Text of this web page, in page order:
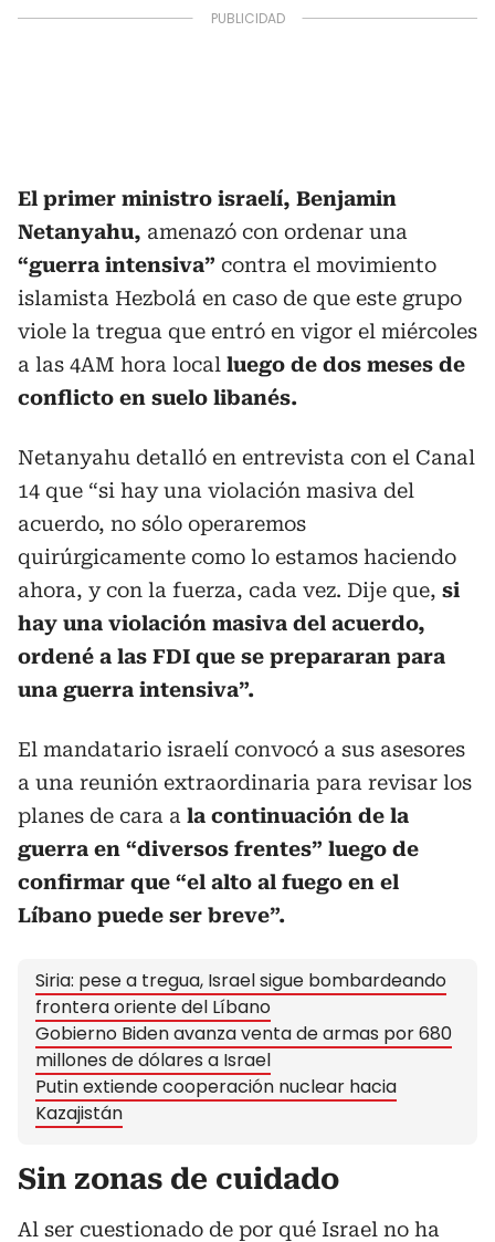
El primer ministro israelí, Benjamin
Netanyahu, amenazó con ordenar una
“guerra intensiva” contra el movimiento
islamista Hezbolá en caso de que este grupo
viole la tregua que entró en vigor el miércoles
a las 4AM hora local luego de dos meses de
conflicto en suelo libanés.
Netanyahu detalló en entrevista con el Canal
14 que “si hay una violación masiva del
acuerdo, no sólo operaremos
quirúrgicamente como lo estamos haciendo
ahora, y con la fuerza, cada vez. Dije que, si
hay una violación masiva del acuerdo,
ordené a las FDI que se prepararan para
una guerra intensiva”.
El mandatario israelí convocó a sus asesores
a una reunión extraordinaria para revisar los
planes de cara a la continuación de la
guerra en “diversos frentes” luego de
confirmar que “el alto al fuego en el
Líbano puede ser breve”.
Siria: pese a tregua, Israel sigue bombardeando
frontera oriente del Líbano
Gobierno Biden avanza venta de armas por 680
millones de dólares a Israel
Putin extiende cooperación nuclear hacia
Kazajistán
Sin zonas de cuidado
Al ser cuestionado de por qué Israel no ha